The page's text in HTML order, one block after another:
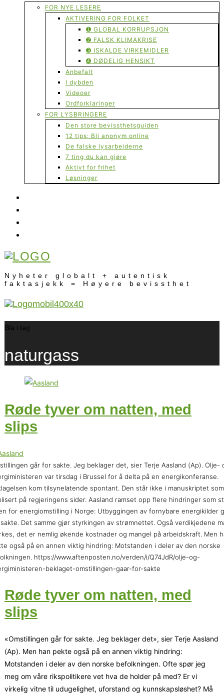
FOR NYE LESERE
AKTIVERING FOR FOLKET
➊ GLOBAL KORRUPSJON
➋ FALSK KLIMAKRISE
➌ ISKALDE VIRKEMIDLER
➍ DØDELIG HENSIKT
Anbefalt
I dybden
Videoer
Ordforklaringer
FOR LYSBRINGERE
Den store bevissthetsguiden
12 tips: Bli anonym online
De falske lysarbeiderne
7 ting du kan gjøre
Aktivt for frihet
Løsninger
Nyheter globalt + autentisk
faktasjekk = Høyere bevissthet
Bla i tag
naturgass
Røde tyver om natten, med
slips
går for sakte. Jeg beklager det, sier Terje Aasland (Ap). Olje-
var tirsdag i Brussel for å delta på en energikonferanse.
kom tilsynelatende spontant. Den står ikke i manuskriptet
på regjeringens sider. Aasland ramset opp flere hindringer som
for energiomstilling i Norge: Utbyggingen av fornybare energikilder
Det samme gjør styrkingen av strømnettet. Også verdikjedene
det er nemlig økende kostnader og mangel på arbeidskraft. Men
også på en annen viktig hindring: Motstanden i deler av den norske
https://www.aftenposten.no/verden/i/Q74JdR/olje-og-
beklaget-omstillingen-gaar-for-sakte
Røde tyver om natten, med
slips
«Omstillingen går for sakte. Jeg beklager det», sier Terje Aasland
(Ap). Men han pekte også på en annen viktig hindring:
Motstanden i deler av den norske befolkningen. Ofte spør jeg
meg om våre rikspolitikere vet hva de holder på med? Er vi
virkelig vitne til udugelighet, uforstand og kunnskapsløshet? Må